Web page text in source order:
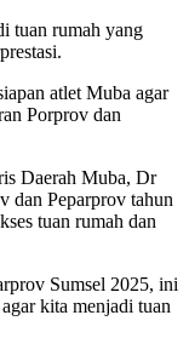
tuan rumah yang
atlet Muba agar
Porprov dan
Daerah Muba, Dr
dan Peparprov tahun
tuan rumah dan
Sumsel 2025, ini
kita menjadi tuan